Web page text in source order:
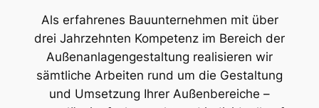
Als erfahrenes Bauunternehmen mit über
drei Jahrzehnten Kompetenz im Bereich der
Außenanlagengestaltung realisieren wir
sämtliche Arbeiten rund um die Gestaltung
und Umsetzung Ihrer Außenbereiche –